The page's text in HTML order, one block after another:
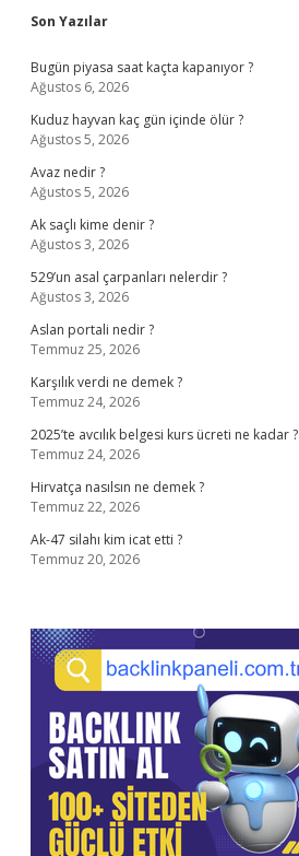
Sidebar
Son Yazılar
Bugün piyasa saat kaçta kapanıyor ?
Ağustos 6, 2026
Kuduz hayvan kaç gün içinde ölür ?
Ağustos 5, 2026
Avaz nedir ?
Ağustos 5, 2026
Ak saçlı kime denir ?
Ağustos 3, 2026
529’un asal çarpanları nelerdir ?
Ağustos 3, 2026
Aslan portali nedir ?
Temmuz 25, 2026
Karşılık verdi ne demek ?
Temmuz 24, 2026
2025’te avcılık belgesi kurs ücreti ne kadar ?
Temmuz 24, 2026
Hirvatça nasılsın ne demek ?
Temmuz 22, 2026
Ak-47 silahı kim icat etti ?
Temmuz 20, 2026